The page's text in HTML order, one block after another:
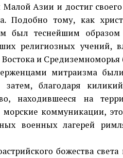
Азии и достиг
Подобно тому, как
был теснейшим
религиозных учений,
и
митраизма были
затем, благодаря
находившееся на
коммуникации,
военных лагерей
божества